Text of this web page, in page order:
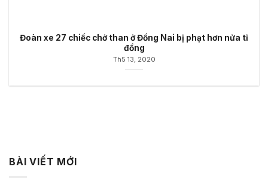
Đoàn xe 27 chiếc chở than ở Đồng Nai bị phạt hơn nửa tỉ
đồng
Th5 13, 2020
BÀI VIẾT MỚI